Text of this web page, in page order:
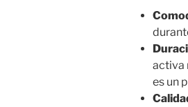
activa
es un